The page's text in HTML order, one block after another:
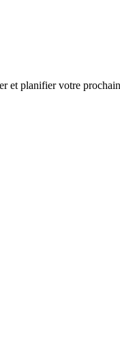
et planifier votre